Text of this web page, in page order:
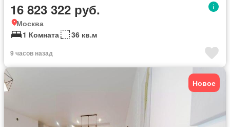
16 823 322 руб.
Москва
1 Комната
36 кв.м
9 часов назад
Новое